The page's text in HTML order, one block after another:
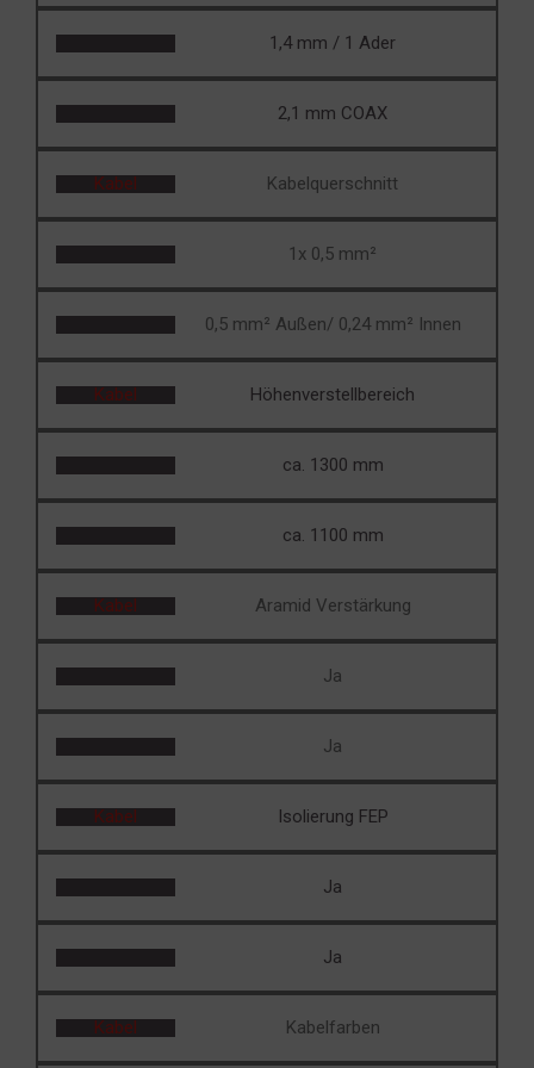
1,4 mm / 1 Ader
2,1 mm COAX
Kabel Kabelquerschnitt
1x 0,5 mm²
0,5 mm² Außen/ 0,24 mm² Innen
Kabel Höhenverstellbereich
ca. 1300 mm
ca. 1100 mm
Kabel Aramid Verstärkung
Ja
Ja
Kabel Isolierung FEP
Ja
Ja
Kabel Kabelfarben